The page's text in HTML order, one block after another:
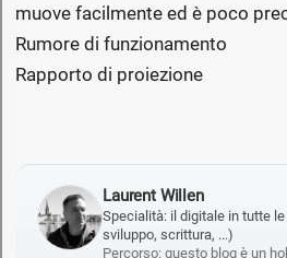
muove facilmente ed è poco
Rumore di funzionamento
Rapporto di proiezione
Laurent Willen
Specialità: il digitale in tutte le
sviluppo, scrittura, ...)
Percorso: questo blog è un